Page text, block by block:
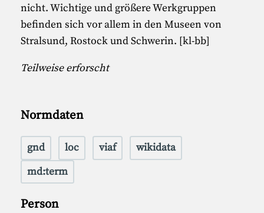
nicht. Wichtige und größere Werkgruppen
befinden sich vor allem in den Museen von
Stralsund, Rostock und Schwerin. [kl-bb]
Teilweise erforscht
Normdaten
gnd loc viaf
wikidata
md:term
Person